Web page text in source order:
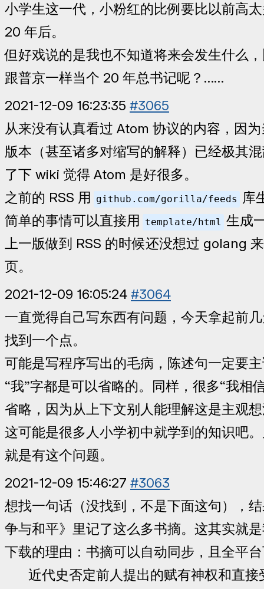
小学生这一代，小粉红的比例要比以前高
20 年后。
但好戏说的是我也不知道将来会发生什么
跟普京一样当个 20 年总书记呢？……
2021-12-09 16:23:35 #3065
从来没有认真看过 Atom 协议的内容，因
版本（甚至诸多对缩写的解释）已经极其
了下 wiki 觉得 Atom 是好很多。
之前的 RSS 用
github.com/gorilla/feeds
库
简单的事情可以直接用
template/html 生成
上一版做到 RSS 的时候还没想过 golang
页。
2021-12-09 16:05:24 #3064
一直觉得自己写东西有问题，今天拿起前
找到一个点。
可能是写程序写出的毛病，陈述句一定要
“我”字都是可以省略的。同样，很多“我相
省略，因为从上下文别人能理解这是主观
这可能是很多人小学初中就学到的知识吧
就是有这个问题。
2021-12-09 15:46:27 #3063
想找一句话（没找到，不是下面这句），
争与和平》里记了这么多书摘。这其实就
下载的理由：书摘可以自动同步，且全平
近代史否定前人提出的赋有神权和直接